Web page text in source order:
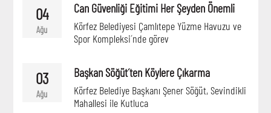
04
Ağu
Can Güvenliği Eğitimi Her Şeyden Önemli
Körfez Belediyesi Çamlıtepe Yüzme Havuzu ve
Spor Kompleksi´nde görev
03
Ağu
Başkan Söğüt´ten Köylere Çıkarma
Körfez Belediye Başkanı Şener Söğüt, Sevindikli
Mahallesi ile Kutluca